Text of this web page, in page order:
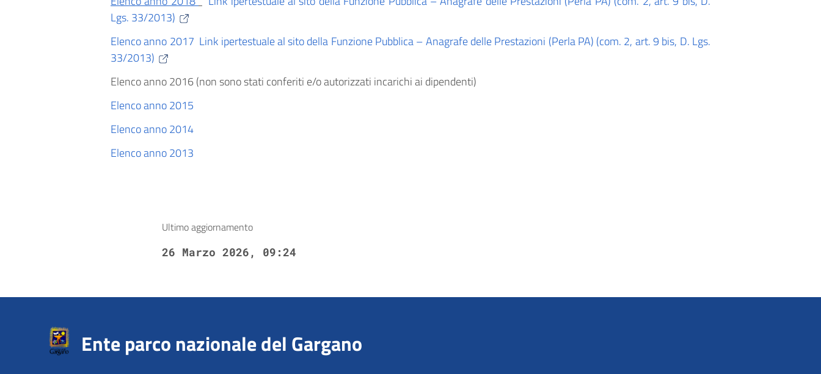
Lgs. 33/2013)
Elenco anno 2017 Link ipertestuale al sito della Funzione Pubblica – Anagrafe delle Prestazioni (Perla PA) (com. 2, art. 9 bis, D. Lgs.
33/2013)
Elenco anno 2016 (non sono stati conferiti e/o autorizzati incarichi ai dipendenti)
Elenco anno 2015
Elenco anno 2014
Elenco anno 2013
Ultimo aggiornamento
26 Marzo 2026, 09:24
Ente parco nazionale del Gargano